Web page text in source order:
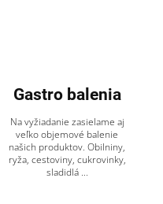
Gastro balenia
Na vyžiadanie zasielame aj
veľko objemové balenie
našich produktov. Obilniny,
ryža, cestoviny, cukrovinky,
sladidlá ...